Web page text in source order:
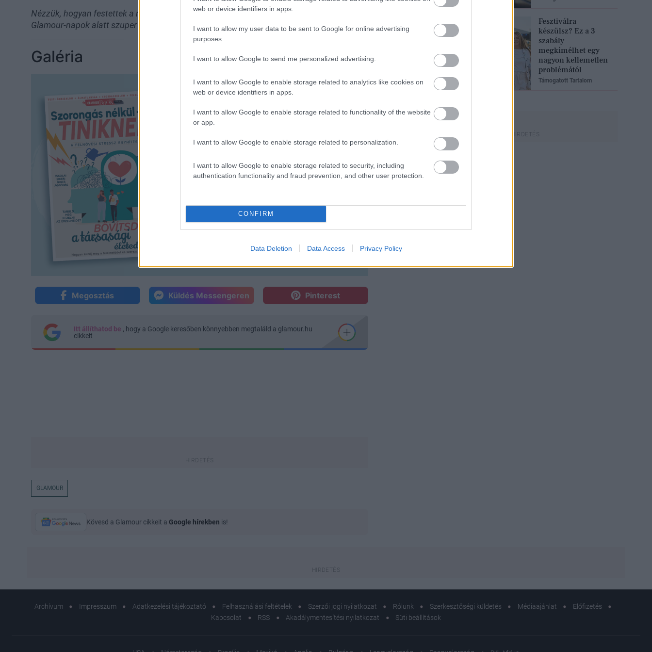
web or device identifiers in apps.
I want to allow my user data to be sent to Google for online advertising
purposes.
I want to allow Google to send me personalized advertising.
I want to allow Google to enable storage related to analytics like cookies on
web or device identifiers in apps.
I want to allow Google to enable storage related to functionality of the website
or app.
I want to allow Google to enable storage related to personalization.
I want to allow Google to enable storage related to security, including
authentication functionality and fraud prevention, and other user protection.
CONFIRM
Data Deletion Data Access Privacy Policy
Nézzük, hogyan festettek a modellek a kifutón, és hol szerezhetsz be kedvezményesen a
Glamour-napok alatt szuper szemhéjtust és szemceruzát!
Galéria
Megosztás Küldés Messengeren Pinterest
Itt állíthatod be , hogy a Google keresőben könnyebben megtaláld a glamour.hu
cikkeit
GLAMOUR
Kövesd a Glamour cikkeit a Google hírekben is!
Fesztiválra
készülsz? Ez a 3
szabály
megkímélhet egy
nagyon kellemetlen
problémától
Támogatott Tartalom
Archívum Impresszum Adatkezelési tájékoztató Felhasználási feltételek Szerzői jogi nyilatkozat Rólunk Szerkesztőségi küldetés Médiaajánlat
Előfizetés
Kapcsolat
RSS Akadálymentesítési nyilatkozat Süti beállítások